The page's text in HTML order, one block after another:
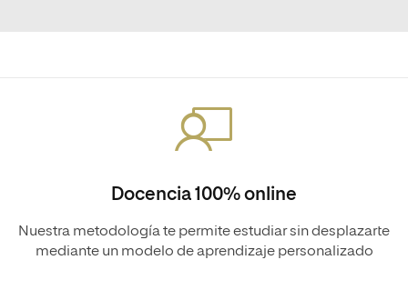
Docencia 100% online
Nuestra metodología te permite estudiar sin desplazarte
mediante un modelo de aprendizaje personalizado